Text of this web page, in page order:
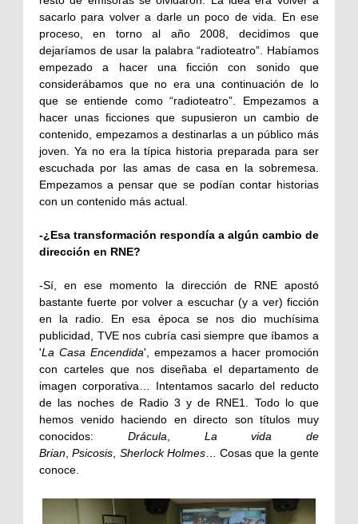
sacarlo para volver a darle un poco de vida. En ese
proceso, en torno al año 2008, decidimos que
dejaríamos de usar la palabra “radioteatro”. Habíamos
empezado a hacer una ficción con sonido que
considerábamos que no era una continuación de lo
que se entiende como “radioteatro”. Empezamos a
hacer unas ficciones que supusieron un cambio de
contenido, empezamos a destinarlas a un público más
joven. Ya no era la típica historia preparada para ser
escuchada por las amas de casa en la sobremesa.
Empezamos a pensar que se podían contar historias
con un contenido más actual.
-¿Esa transformación respondía a algún cambio de
dirección en RNE?
-Sí, en ese momento la dirección de RNE apostó
bastante fuerte por volver a escuchar (y a ver) ficción
en la radio. En esa época se nos dio muchísima
publicidad, TVE nos cubría casi siempre que íbamos a
'La Casa Encendida', empezamos a hacer promoción
con carteles que nos diseñaba el departamento de
imagen corporativa… Intentamos sacarlo del reducto
de las noches de Radio 3 y de RNE1. Todo lo que
hemos venido haciendo en directo son títulos muy
conocidos: Drácula, La vida de
Brian,Psicosis, Sherlock Holmes… Cosas que la gente
conoce.